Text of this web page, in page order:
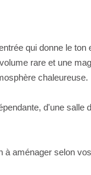
qui donne le
rare et une
chaleureuse.
d'une
à aménager selon